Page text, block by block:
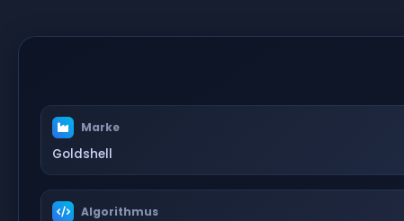
Marke
Goldshell
Algorithmus